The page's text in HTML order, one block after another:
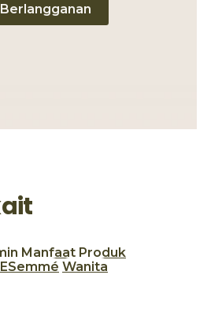
Berlangganan
Manfaat Produk
Wanita